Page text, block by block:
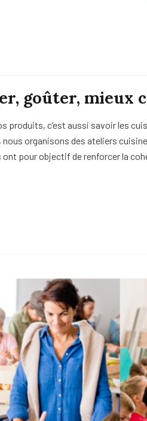
goûter, mieux
produits, c’est aussi savoir les
organisons des ateliers
pour objectif de renforcer la